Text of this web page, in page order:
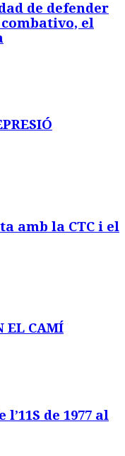
de defender
el
amb la CTC i el
EL CAMÍ
de 1977 al